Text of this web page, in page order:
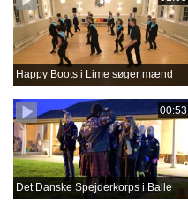
Happy Boots i Lime søger mænd
00:53
Det Danske Spejderkorps i Balle